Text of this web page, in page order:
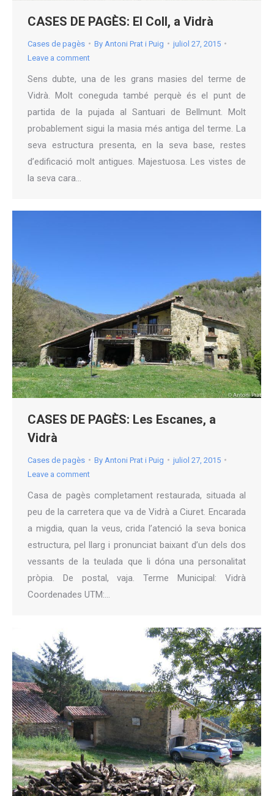
CASES DE PAGÈS: El Coll, a Vidrà
Cases de pagès By Antoni Prat i Puig
juliol 27, 2015
Leave a comment
Sens dubte, una de les grans masies del terme de
Vidrà. Molt coneguda també perquè és el punt de
partida de la pujada al Santuari de Bellmunt. Molt
probablement sigui la masia més antiga del terme. La
seva estructura presenta, en la seva base, restes
d’edificació molt antigues. Majestuosa. Les vistes de
la seva cara…
CASES DE PAGÈS: Les Escanes, a
Vidrà
Cases de pagès By Antoni Prat i Puig
juliol 27, 2015
Leave a comment
Casa de pagès completament restaurada, situada al
peu de la carretera que va de Vidrà a Ciuret. Encarada
a migdia, quan la veus, crida l’atenció la seva bonica
estructura, pel llarg i pronunciat baixant d’un dels dos
vessants de la teulada que li dóna una personalitat
pròpia. De postal, vaja. Terme Municipal: Vidrà
Coordenades UTM:…